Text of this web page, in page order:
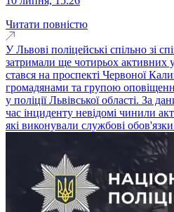
Читати повністю
У Львові поліцейські спільно зі
затримали ще чотирьох активних
стався на проспекті Червоної
громадянами та групою
у поліції Львівської області. За
час інциденту невідомі чинили
які виконували службові